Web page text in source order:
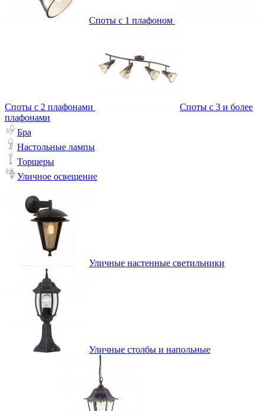
Споты с 1 плафоном
Споты с 2 плафонами
Споты с 3 и более
плафонами
Бра
Настольные лампы
Торшеры
Уличное освещение
Уличные настенные светильники
Уличные столбы и напольные